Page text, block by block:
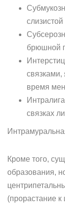
брюшной
связками,
время
связках
Кроме того,
образования,
(прорастание к